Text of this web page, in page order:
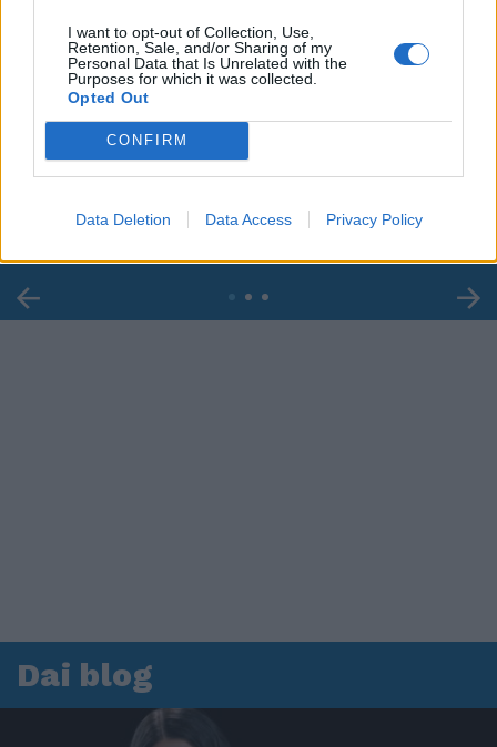
I want to opt-out of Collection, Use,
Retention, Sale, and/or Sharing of my
Personal Data that Is Unrelated with the
Purposes for which it was collected.
Opted Out
CONFIRM
Data Deletion Data Access Privacy Policy
00:00 01:16
Leonardo Maria Del Vecchio dall'ex compagna
Dai blog